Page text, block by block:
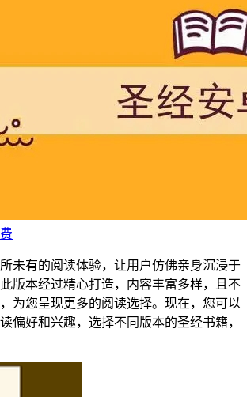
未有的阅读体验，让用户仿佛亲身沉浸于
版本经过精心打造，内容丰富多样，且不
为您呈现更多的阅读选择。现在，您可以
偏好和兴趣，选择不同版本的圣经书籍，